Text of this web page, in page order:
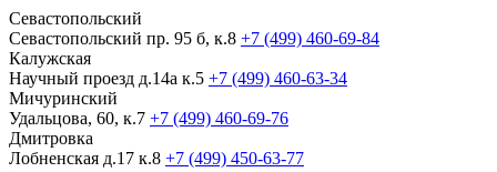
Севастопольский
Севастопольский пр. 95 б, к.8 +7 (499) 460-69-84
Калужская
Научный проезд д.14а к.5 +7 (499) 460-63-34
Мичуринский
Удальцова, 60, к.7 +7 (499) 460-69-76
Дмитровка
Лобненская д.17 к.8 +7 (499) 450-63-77